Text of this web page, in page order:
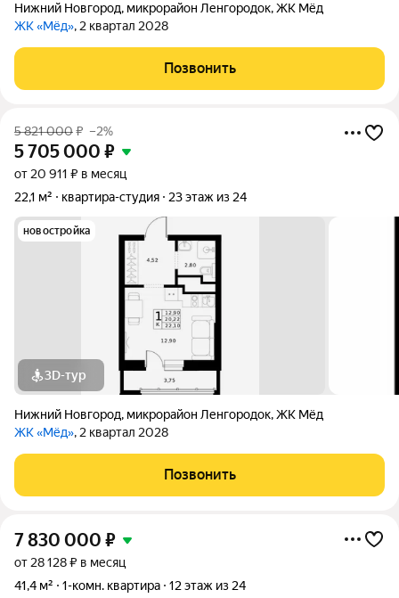
Нижний Новгород, микрорайон Ленгородок,ЖК Мёд
ЖК «Мёд», 2 квартал 2028
Позвонить
5 821 000₽ –2%
5 705 000 ₽
от 20 911 ₽ в месяц
22,1 м²
квартира-студия 23 этаж из 24
новостройка
3D-тур
Нижний Новгород, микрорайон Ленгородок,ЖК Мёд
ЖК «Мёд», 2 квартал 2028
Позвонить
7 830 000 ₽
от 28 128 ₽ в месяц
41,4 м²
1-комн. квартира 12 этаж из 24